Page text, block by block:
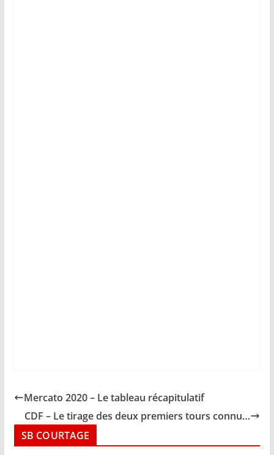
Mercato 2020 – Le tableau récapitulatif
CDF – Le tirage des deux premiers tours connu…
SB COURTAGE